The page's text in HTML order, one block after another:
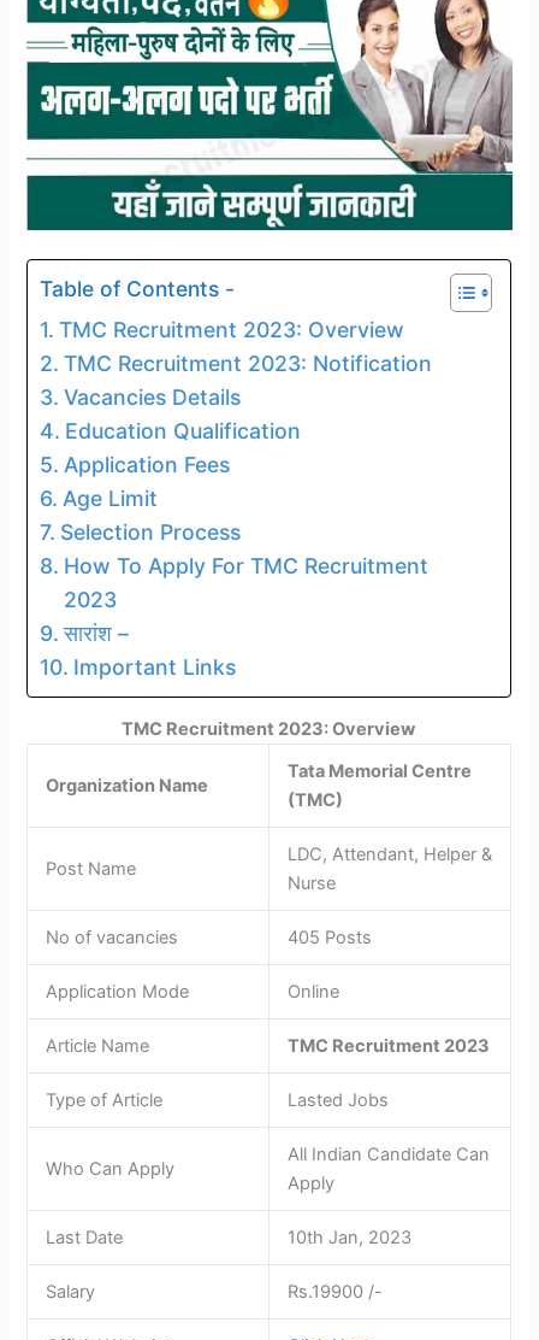
Table of Contents -
TMC Recruitment 2023: Overview
TMC Recruitment 2023: Notification
Vacancies Details
Education Qualification
Application Fees
Age Limit
Selection Process
How To Apply For TMC Recruitment
2023
सारांश –
Important Links
TMC Recruitment 2023: Overview
Organization Name
Tata Memorial Centre
(TMC)
Post Name
LDC, Attendant, Helper &
Nurse
No of vacancies 405 Posts
Application Mode Online
Article Name TMC Recruitment 2023
Type of Article Lasted Jobs
Who Can Apply
All Indian Candidate Can
Apply
Last Date 10th Jan, 2023
Salary Rs.19900 /-